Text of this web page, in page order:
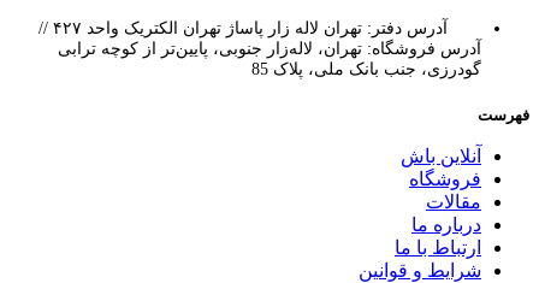
آدرس دفتر: تهران لاله زار پاساژ تهران الکتریک واحد ۴۲۷ //
آدرس فروشگاه: تهران، لاله‌زار جنوبی، پایین‌تر از کوچه ترابی
گودرزی، جنب بانک ملی، پلاک 85
فهرست
آنلاین باش
فروشگاه
مقالات
درباره ما
ارتباط با ما
شرایط و قوانین